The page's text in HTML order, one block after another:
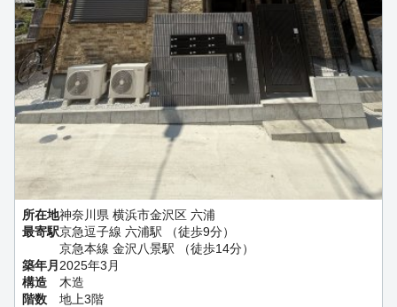
所在地神奈川県 横浜市金沢区 六浦
最寄駅京急逗子線 六浦駅 （徒歩9分）
京急本線 金沢八景駅 （徒歩14分）
築年月2025年3月
構造
木造
階数
地上3階